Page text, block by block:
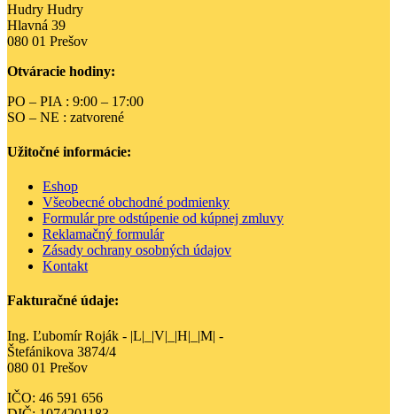
Hudry Hudry
Hlavná 39
080 01 Prešov
Otváracie hodiny:
PO – PIA : 9:00 – 17:00
SO – NE : zatvorené
Užitočné informácie:
Eshop
Všeobecné obchodné podmienky
Formulár pre odstúpenie od kúpnej zmluvy
Reklamačný formulár
Zásady ochrany osobných údajov
Kontakt
Fakturačné údaje:
Ing. Ľubomír Roják - |L|_|V|_|H|_|M| -
Štefánikova 3874/4
080 01 Prešov
IČO: 46 591 656